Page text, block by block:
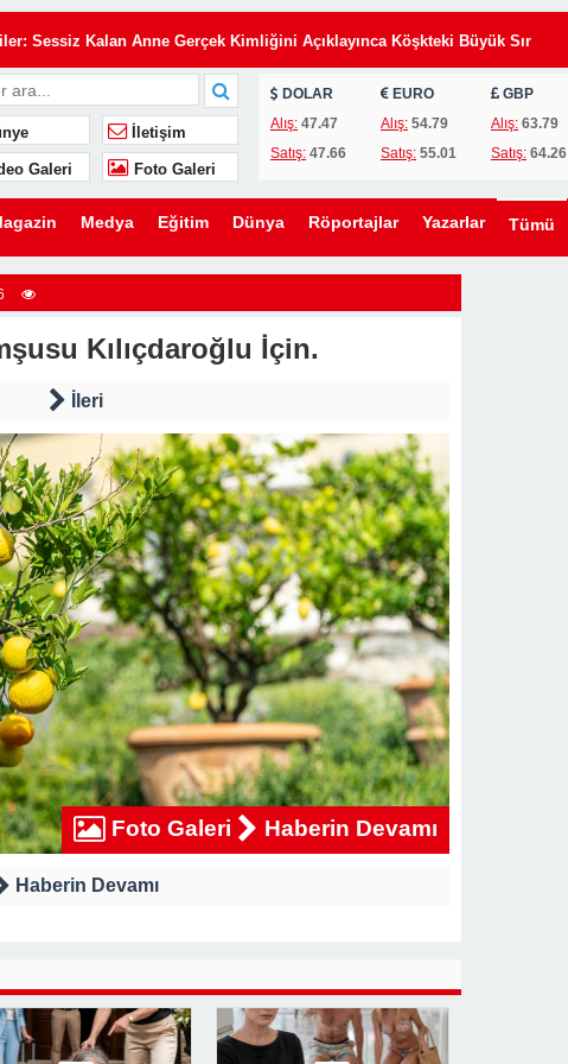
Sessiz Kalan Anne Gerçek Kimliğini Açıklayınca Köşkteki Büyük Sır
Annemi Hizmetçi Gibi Çalıştırıyorlardı: Tapunun Kime Ait Olduğunu
Gün, Kayınvalidesinin Son Hediyesi Hayatını Değiştirdi
Oğlunu Kurtaran Babanın Büyük Sırrı
Kahvaltı Masasında Tüm Gerçekleri Ortaya Çıkardı
Üvey Babasının Yaptığı Gizli Davet Tüm Ailenin Kaderini Değiştirdi
İki Havlu, Bir Babanın Sakladığı Büyük Acıyı Ortaya Çıkardı
Kurduğu Planı Tek Bir İmza Çökertti
İletişim
Galeri Foto Galeri
DOLAR
Alış: 47.47
Satış: 47.66
EURO
Alış:54.79
Satış:55.01
GBP
Alış:63.79
Satış:64.26
Medya Eğitim Dünya Röportajlar Yazarlar Tümü
Kılıçdaroğlu İçin.
İleri
Foto Galeri Haberin Devamı
Haberin Devamı